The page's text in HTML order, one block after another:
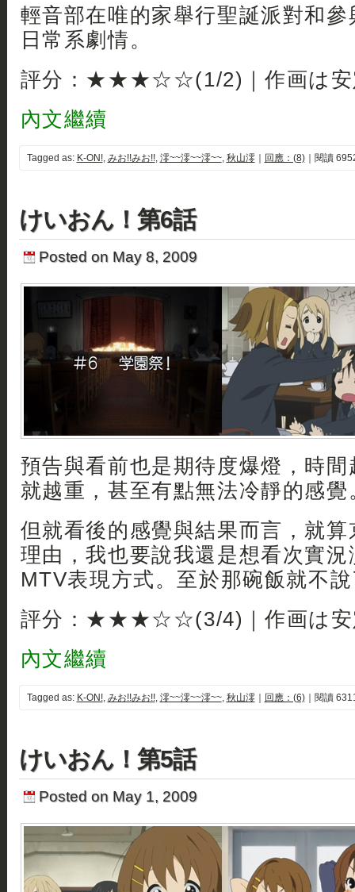
輕音部在唯的家舉行聖誕派對和
日常系劇情。
評分：★★★☆☆(1/2)｜作画は安
內文繼續
Tagged as: K-ON!, みお!!みお!!, 澪~~澪~~澪~~, 秋山澪｜ 回應：(8)｜閱讀
けいおん！第6話
Posted on May 8, 2009
預告與看前也是期待度爆燈，時
就越重，甚至有點無法冷靜的感覺
但就看後的感覺與結果而言，就
理由，我也要說我還是想看次實
MTV表現方式。至於那碗飯就不
評分：★★★☆☆(3/4)｜作画は安
內文繼續
Tagged as: K-ON!, みお!!みお!!, 澪~~澪~~澪~~, 秋山澪｜ 回應：(6)｜閱讀
けいおん！第5話
Posted on May 1, 2009